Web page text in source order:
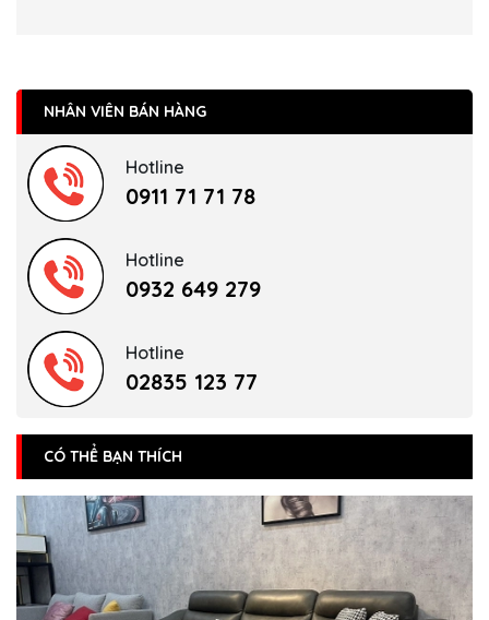
NHÂN VIÊN BÁN HÀNG
Hotline
0911 71 71 78
Hotline
0932 649 279
Hotline
02835 123 77
CÓ THỂ BẠN THÍCH